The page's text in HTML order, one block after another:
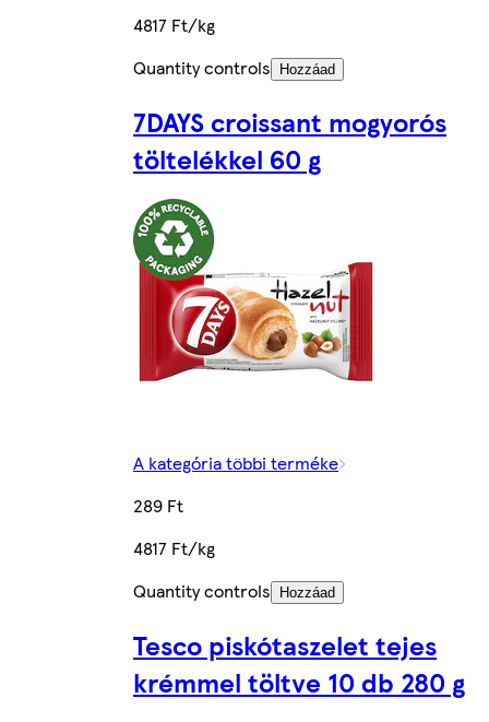
4817 Ft/kg
Quantity controls
Hozzáad
7DAYS croissant mogyorós
töltelékkel 60 g
A kategória többi terméke
289 Ft
4817 Ft/kg
Quantity controls
Hozzáad
Tesco piskótaszelet tejes
krémmel töltve 10 db 280 g